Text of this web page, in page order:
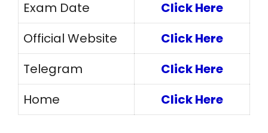
Exam Date
Click Here
Official Website
Click Here
Telegram
Click Here
Home
Click Here